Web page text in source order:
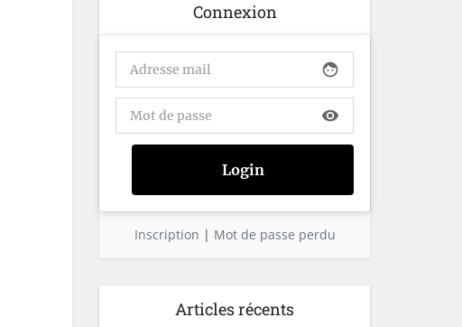
Connexion
face
visibility
Inscription | Mot de passe perdu
Articles récents